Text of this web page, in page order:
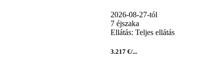
2026-08-27-tól
7 éjszaka
Ellátás: Teljes ellátás
3.217 €/...